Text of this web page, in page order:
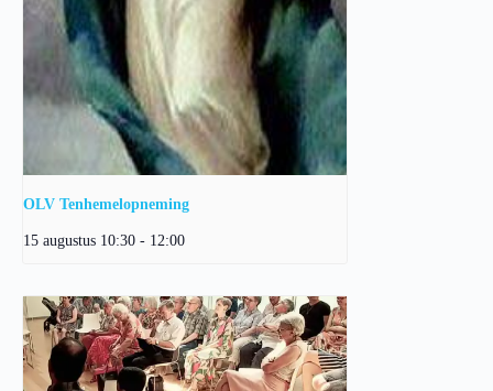
OLV Tenhemelopneming
15 augustus 10:30 - 12:00